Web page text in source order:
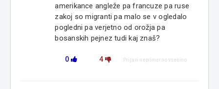
amerikance angleže pa francuze pa ruse
zakoj so migranti pa malo se v ogledalo
pogledni pa verjetno od orožja pa
bosanskih pejnez tudi kaj znaš?
0 4 Prijavi neprimerno vsebino